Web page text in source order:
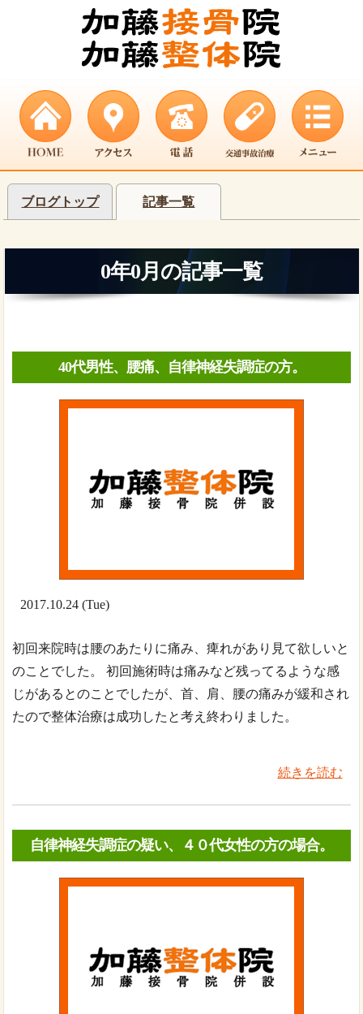
ブログトップ 記事一覧
0年0月の記事一覧
40代男性、腰痛、自律神経失調症の方。
2017.10.24 (Tue)
初回来院時は腰のあたりに痛み、痺れがあり見て欲しいと
のことでした。 初回施術時は痛みなど残ってるような感
じがあるとのことでしたが、首、肩、腰の痛みが緩和され
たので整体治療は成功したと考え終わりました。
続きを読む
自律神経失調症の疑い、４０代女性の方の場合。